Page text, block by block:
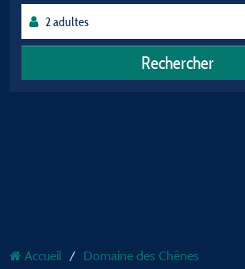
Rechercher
Accueil
Domaine des Chênes